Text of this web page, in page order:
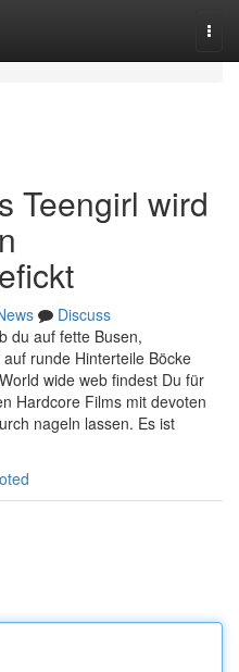
Teengirl wird
Discuss
du auf fette Busen,
runde Hinterteile Böcke
wide web findest Du für
Hardcore Films mit devoten
nageln lassen. Es ist